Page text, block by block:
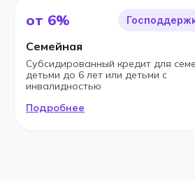
от 6%
Семейная
Субсидированный кредит для
детьми до 6 лет или детьми с
инвалидностью
Подробнее